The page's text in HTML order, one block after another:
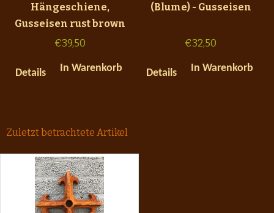
Hängeschiene,
Gusseisen rust brown
€39,50
Details In Warenkorb
(Blume) - Gusseisen
€32,50
Details In Warenkorb
Zuletzt betrachtete Artikel